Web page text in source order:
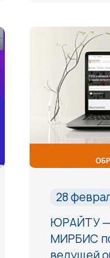
28
ЮРАЙТУ —
МИРБИС